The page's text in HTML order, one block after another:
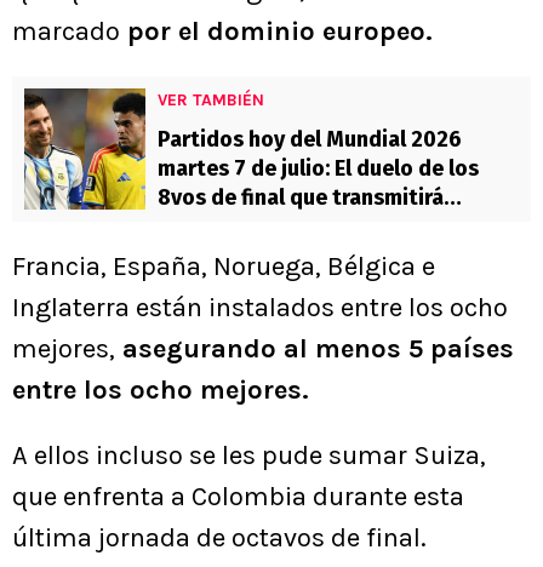
marcado por el dominio europeo.
VER TAMBIÉN
Partidos hoy del Mundial 2026
martes 7 de julio: El duelo de los
8vos de final que transmitirá
Francia, España, Noruega, Bélgica e
Inglaterra están instalados entre los ocho
mejores, asegurando al menos 5 países
entre los ocho mejores.
A ellos incluso se les pude sumar Suiza,
que enfrenta a Colombia durante esta
última jornada de octavos de final.